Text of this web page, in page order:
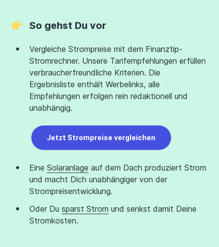
So gehst Du vor
Vergleiche Strompreise mit dem Finanztip-
Stromrechner. Unsere Tarifempfehlungen erfüllen
verbraucherfreundliche Kriterien. Die
Ergebnisliste enthält Werbelinks, alle
Empfehlungen erfolgen rein redaktionell und
unabhängig.
Jetzt Strompreise vergleichen
Eine Solaranlage auf dem Dach produziert Strom
und macht Dich unabhängiger von der
Strompreisentwicklung.
Oder Du sparst Strom und senkst damit Deine
Stromkosten.